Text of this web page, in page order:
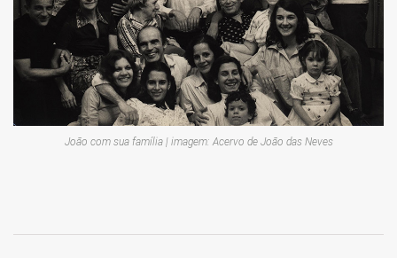
João com sua família | imagem: Acervo de João das Neves